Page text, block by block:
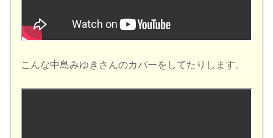
こんな中島みゆきさんのカバーをしてたりします。